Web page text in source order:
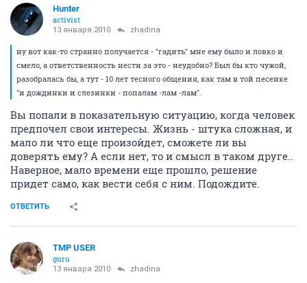
Hunter
activist
13 января 2010 zhadina
ну вот как-то странно получается - "гадить" мне ему было и ловко и
смело, а ответственность нести за это - неудобно? Был бы кто чужой,
разобралась бы, а тут - 10 лет тесного общения, как там в той песенке
"и дождинки и слезинки - попалам -лам -лам".
Вы попали в показательную ситуацию, когда человек
предпочел свои интересы. Жизнь - штука сложная, и
мало ли что еще произойдет, сможете ли вы
доверять ему? А если нет, то и смысл в таком друге..
Наверное, мало времени еще прошло, решение
придет само, как вести себя с ним. Подождите.
ОТВЕТИТЬ
TMP USER
guru
13 января 2010 zhadina